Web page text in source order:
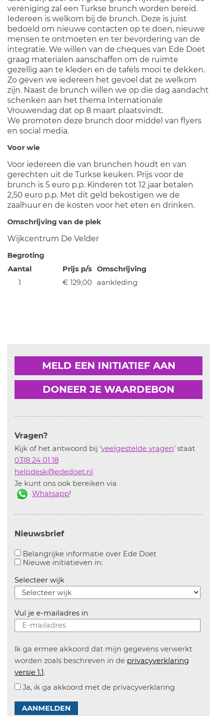
vereniging zal een Turkse brunch worden bereid.
Iedereen is welkom bij de brunch. Deze is juist
bedoeld om nieuwe contacten op te doen, nieuwe
mensen te ontmoeten en ter bevordering van de
integratie. We willen van de cheques van Ede Doet
graag materialen aanschaffen om de ruimte
gezellig aan te kleden en de tafels mooi te dekken.
Zo geven we iedereen het gevoel dat ze welkom
zijn. Naast de brunch willen we op die dag aandacht
schenken aan het thema Internationale
Vrouwendag dat op 8 maart plaatsvindt.
We promoten deze brunch door middel van flyers
en social media.
Voor wie
Voor iedereen die van brunchen houdt en van
gerechten uit de Turkse keuken. Prijs voor de
brunch is 5 euro p.p. Kinderen tot 12 jaar betalen
2,50 euro p.p. Met dit geld bekostigen we de
zaalhuur en de kosten voor het eten en drinken.
Omschrijving van de plek
Wijkcentrum De Velder
Begroting
Aantal
Prijs p/s Omschrijving
1
€ 129,00 aankleding
MELD EEN INITIATIEF AAN
DONEER JE WAARDEBON
Vragen?
Kijk of het antwoord bij 'veelgestelde vragen' staat
0318 24 01 18
helpdesk@ededoet.nl
Je kunt ons ook bereiken via
Whatsapp!
Nieuwsbrief
Belangrijke informatie over Ede Doet
Nieuwe initiatieven in:Aanvinken om informatie over
Selecteer wijk
Vul je e-mailadres in
Ik ga ermee akkoord dat mijn gegevens verwerkt
worden zoals beschreven in de privacyverklaring
versie 1.1.
Ja, ik ga akkoord met de privacyverklaring
AANMELDEN